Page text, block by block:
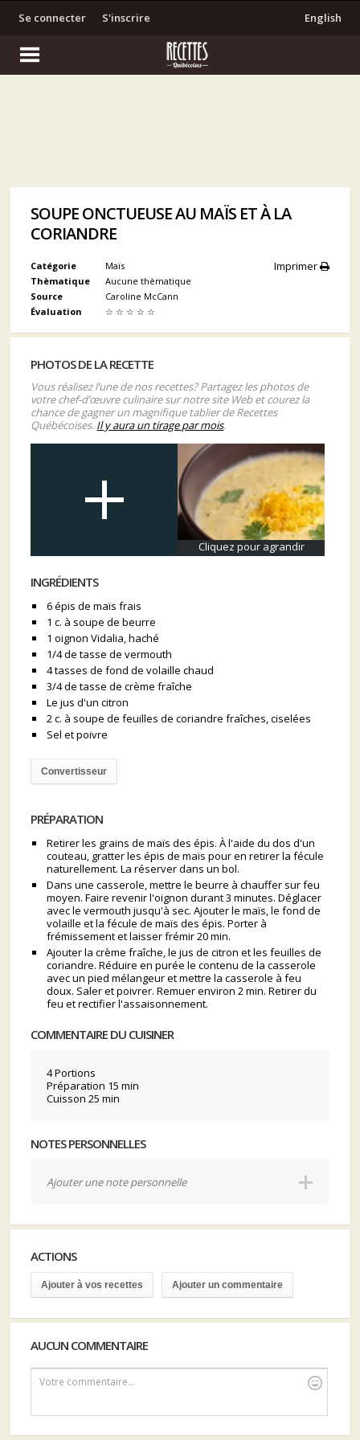
S'inscrire
Se connecter English
SOUPE ONCTUEUSE AU MAÏS ET À LA
CORIANDRE
Imprimer
Catégorie
Maïs
Thèmatique
Aucune thèmatique
Source
Caroline McCann
Évaluation
☆ ☆ ☆ ☆ ☆
PHOTOS DE LA RECETTE
Vous réalisez l’une de nos recettes? Partagez les photos de
votre chef-d’œuvre culinaire sur notre site Web et courez la
chance de gagner un magnifique tablier de Recettes
Québécoises. Il y aura un tirage par mois.
Cliquez pour agrandir
INGRÉDIENTS
6 épis de maïs frais
1 c. à soupe de beurre
1 oignon Vidalia, haché
1/4 de tasse de vermouth
4 tasses de fond de volaille chaud
3/4 de tasse de crème fraîche
Le jus d'un citron
2 c. à soupe de feuilles de coriandre fraîches, ciselées
Sel et poivre
Convertisseur
PRÉPARATION
Retirer les grains de maïs des épis. À l'aide du dos d'un
couteau, gratter les épis de maïs pour en retirer la fécule
naturellement. La réserver dans un bol.
Dans une casserole, mettre le beurre à chauffer sur feu
moyen. Faire revenir l'oignon durant 3 minutes. Déglacer
avec le vermouth jusqu'à sec. Ajouter le maïs, le fond de
volaille et la fécule de maïs des épis. Porter à
frémissement et laisser frémir 20 min.
Ajouter la crème fraîche, le jus de citron et les feuilles de
coriandre. Réduire en purée le contenu de la casserole
avec un pied mélangeur et mettre la casserole à feu
doux. Saler et poivrer. Remuer environ 2 min. Retirer du
feu et rectifier l'assaisonnement.
COMMENTAIRE DU CUISINER
4 Portions
Préparation 15 min
Cuisson 25 min
NOTES PERSONNELLES
Ajouter une note personnelle
ACTIONS
Ajouter à vos recettes Ajouter un commentaire
AUCUN COMMENTAIRE
Votre commentaire...